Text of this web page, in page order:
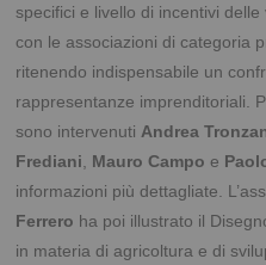
specifici e livello di incentivi
con le associazioni di categoria
ritenendo indispensabile un
rappresentanze imprenditoriali.
sono intervenuti Andrea
Frediani
Mauro Campo e
informazioni più dettagliate.
Ferrero ha poi illustrato il
in materia di agricoltura e di